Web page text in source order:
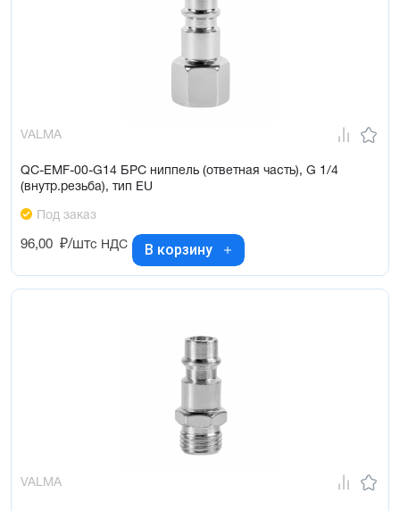
VALMA
QC-EMF-00-G14 БРС ниппель (ответная часть), G 1/4
(внутр.резьба), тип EU
Под заказ
96,00 ₽/штс НДС В корзину
VALMA